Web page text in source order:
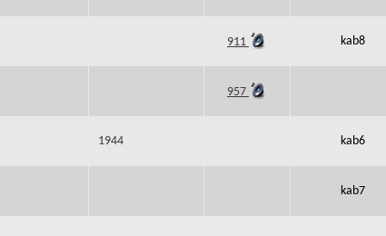
911 kab8
957
1944 kab6
kab7